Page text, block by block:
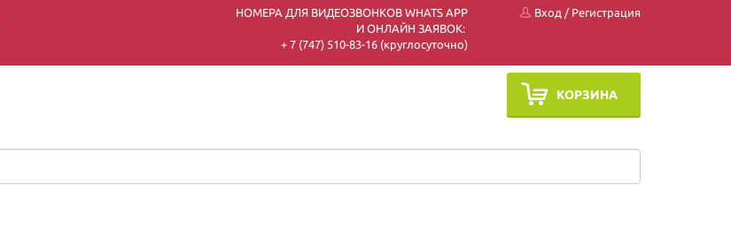
НОМЕРА ДЛЯ ВИДЕОЗВОНКОВ WHATS APP
И ОНЛАЙН ЗАЯВОК:
+ 7 (747) 510-83-16 (круглосуточно)
Вход / Регистрация
КОРЗИНА